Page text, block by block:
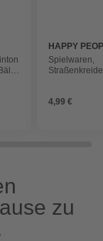
HAPPY
Spielwaren,
4,99 €
zu